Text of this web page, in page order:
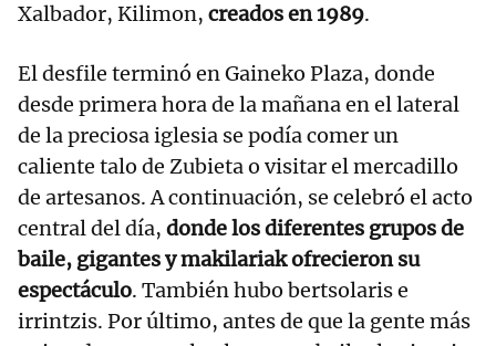
Xalbador, Kilimon, creados en 1989.
El desfile terminó en Gaineko Plaza, donde
desde primera hora de la mañana en el lateral
de la preciosa iglesia se podía comer un
caliente talo de Zubieta o visitar el mercadillo
de artesanos. A continuación, se celebró el acto
central del día, donde los diferentes grupos de
baile, gigantes y makilariak ofrecieron su
espectáculo. También hubo bertsolaris e
irrintzis. Por último, antes de que la gente más